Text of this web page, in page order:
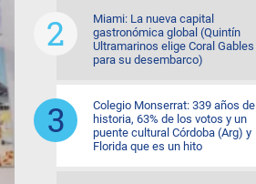
Miami: La nueva capital
gastronómica global (Quintín
Ultramarinos elige Coral Gables
para su desembarco)
Colegio Monserrat: 339 años de
historia, 63% de los votos y un
puente cultural Córdoba (Arg) y
Florida que es un hito